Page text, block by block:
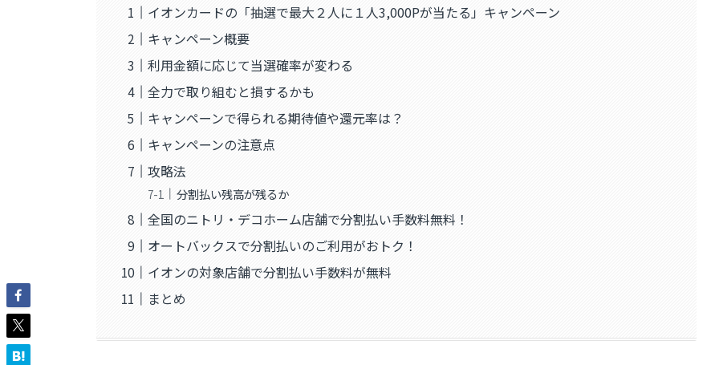
イオンカードの「抽選で最大２人に１人3,000Pが当たる」キャンペーン
キャンペーン概要
利用金額に応じて当選確率が変わる
全力で取り組むと損するかも
キャンペーンで得られる期待値や還元率は？
キャンペーンの注意点
攻略法
分割払い残高が残るか
全国のニトリ・デコホーム店舗で分割払い手数料無料！
オートバックスで分割払いのご利用がおトク！
イオンの対象店舗で分割払い手数料が無料
まとめ